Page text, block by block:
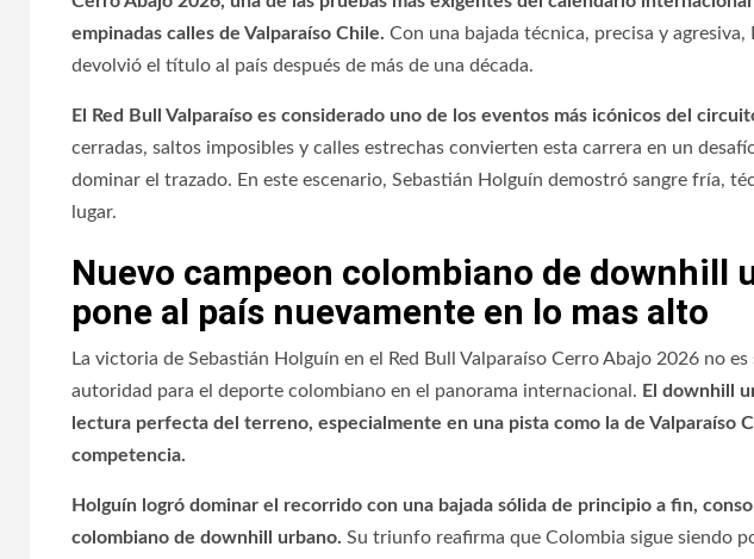
empinadas calles de Valparaíso Chile. Con una bajada técnica, precisa y
devolvió el título al país después de más de una década.
El Red Bull Valparaíso es considerado uno de los eventos más icónicos del
cerradas, saltos imposibles y calles estrechas convierten esta carrera en un
dominar el trazado. En este escenario, Sebastián Holguín demostró sangre fría,
lugar.
Nuevo campeon colombiano de downhill
pone al país nuevamente en lo mas alto
La victoria de Sebastián Holguín en el Red Bull Valparaíso Cerro Abajo 2026 no
autoridad para el deporte colombiano en el panorama internacional. El downhill
lectura perfecta del terreno, especialmente en una pista como la de Valparaíso
competencia.
Holguín logró dominar el recorrido con una bajada sólida de principio a fin,
colombiano de downhill urbano. Su triunfo reafirma que Colombia sigue siendo